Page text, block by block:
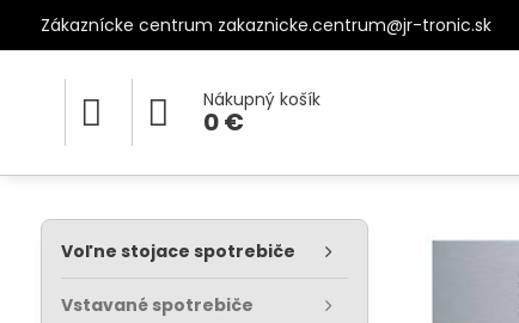
Zákaznícke centrum zakaznicke.centrum@jr-tronic.sk
Nákupný košík
0 €
Voľne stojace spotrebiče
Vstavané spotrebiče